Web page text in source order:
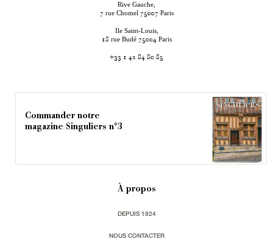
Rive Gauche,
7 rue Chomel 75007 Paris
Ile Saint-Louis,
18 rue Budé 75004 Paris
+33 1 42 84 80 85
Commander notre
magazine Singuliers n°3
À propos
DEPUIS 1924
NOUS CONTACTER